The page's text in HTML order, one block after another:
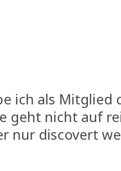
ich als Mitglied
geht nicht auf
nur discovert